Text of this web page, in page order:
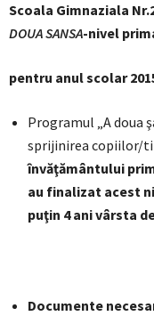
Scoala Gimnaziala
DOUA SANSA-nivel
pentru anul scolar
Programul „A doua
sprijinirea copiilor/
învăţământului
au finalizat acest
puţin 4 ani vârsta
Documente